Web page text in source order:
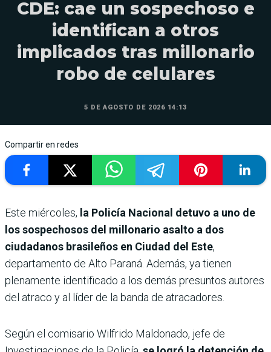
CDE: cae un sospechoso e
identifican a otros
implicados tras millonario
robo de celulares
5 DE AGOSTO DE 2026 14:13
Compartir en redes
Este miércoles, la Policía Nacional detuvo a uno de
los sospechosos del millonario asalto a dos
ciudadanos brasileños en Ciudad del Este,
departamento de Alto Paraná. Además, ya tienen
plenamente identificado a los demás presuntos autores
del atraco y al líder de la banda de atracadores.
Según el comisario Wilfrido Maldonado, jefe de